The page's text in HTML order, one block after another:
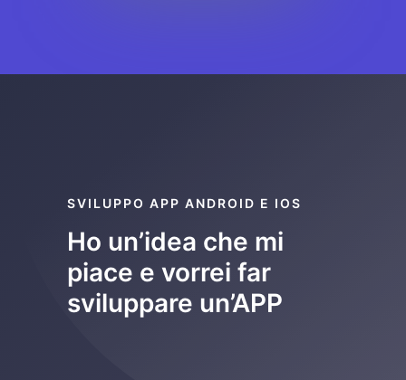
SVILUPPO APP ANDROID E IOS
Ho un’idea che mi
piace e vorrei far
sviluppare un’APP